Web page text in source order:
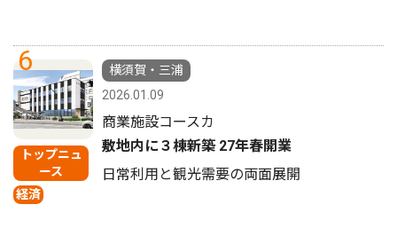
6
トップニュ
ース
経済
横須賀・三浦
2026.01.09
商業施設コースカ
敷地内に３棟新築 27年春開業
日常利用と観光需要の両面展開